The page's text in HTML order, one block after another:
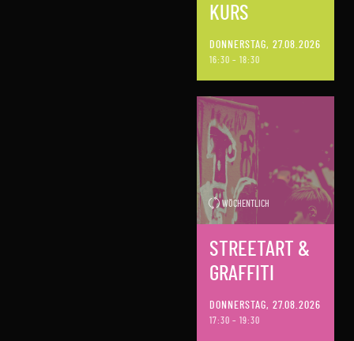
KURS
DONNERSTAG, 27.08.2026
16:30 – 18:30
WÖCHENTLICH
STREETART &
GRAFFITI
DONNERSTAG, 27.08.2026
17:30 – 19:30